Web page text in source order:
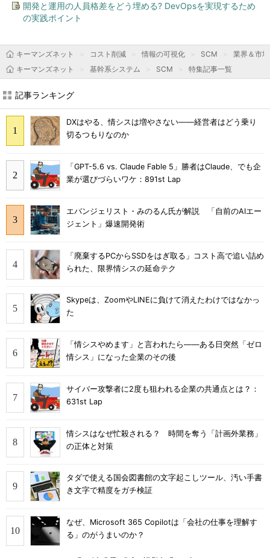
開発と運用の人員格差をどう埋める? DevOpsを実現するため
の実践ポイント
キーマンズネット コスト削減 情報の可視化 SCM
業界＆市
キーマンズネット
基幹系システム SCM 特集記事一覧
記事ランキング
DXはやる、情シスは増やさない――経営者はどう乗り
切るつもりなのか
「GPT-5.6 vs. Claude Fable 5」勝者はClaude、でも企
業が選びづらいワケ：891st Lap
エバンジェリスト・みのるん氏が解説 「自前のAIエー
ジェント」爆速開発術
「廃棄するPCからSSDをはぎ取る」コスト高で追い詰め
られた、限界情シスの延命テク
Skypeは、ZoomやLINEに負けて消えたわけではなかっ
た
「情シスやめます」と言われたら――ある日突然「ゼロ
情シス」になった企業のその後
サイバー攻撃者に2度も狙われる企業の共通点とは？：
631st Lap
情シスはなぜ忙殺される？ 時間を奪う「計画外業務」
の正体と対策
タダで使える国会図書館の文字起こしツール、汚い手書
き文字で精度をガチ検証
なぜ、Microsoft 365 Copilotは「会社の仕事を理解す
る」のがうまいのか？